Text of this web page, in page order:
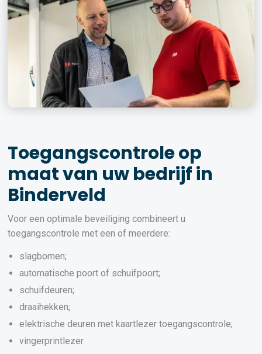
Toegangscontrole op
maat van uw bedrijf in
Binderveld
Voor een optimale beveiliging combineert u
toegangscontrole met een of meerdere:
slagbomen;
automatische poort of schuifpoort;
schuifdeuren;
draaihekken;
elektrische deuren met kaartlezer toegangscontrole;
vingerprintlezer